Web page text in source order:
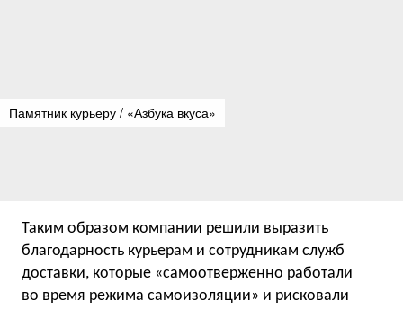
Памятник курьеру / «Азбука вкуса»
Таким образом компании решили выразить
благодарность курьерам и сотрудникам служб
доставки, которые «самоотверженно работали
во время режима самоизоляции» и рисковали